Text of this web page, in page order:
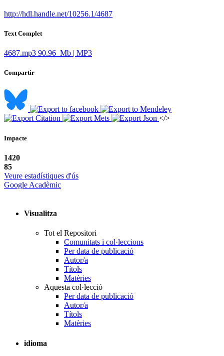
http://hdl.handle.net/10256.1/4687
Text Complet
4687.mp3 90.96 Mb | MP3
Compartir
</>
Impacte
1420
85
Veure estadístiques d'ús
Google Acadèmic
Visualitza
Tot el Repositori
Comunitats i col·leccions
Per data de publicació
Autor/a
Títols
Matèries
Aquesta col·lecció
Per data de publicació
Autor/a
Títols
Matèries
idioma